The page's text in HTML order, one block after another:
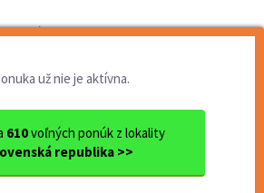
brigády
už nie je aktívna.
610voľných ponúk z lokality
republika >>